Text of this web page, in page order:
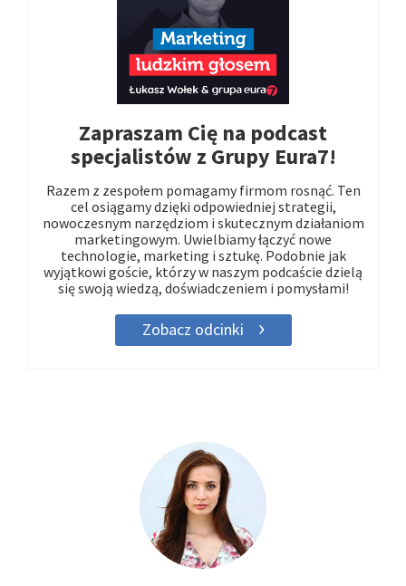
Zapraszam Cię na podcast
specjalistów z Grupy Eura7!
Razem z zespołem pomagamy firmom rosnąć. Ten
cel osiągamy dzięki odpowiedniej strategii,
nowoczesnym narzędziom i skutecznym działaniom
marketingowym. Uwielbiamy łączyć nowe
technologie, marketing i sztukę. Podobnie jak
wyjątkowi goście, którzy w naszym podcaście dzielą
się swoją wiedzą, doświadczeniem i pomysłami!
Zobacz odcinki